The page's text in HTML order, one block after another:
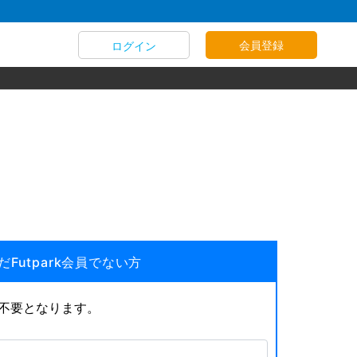
ログイン 会員登録
Futpark会員でない方
となります。